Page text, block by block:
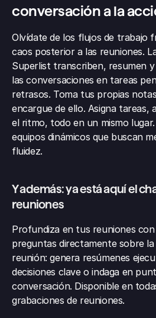
conversación a la
Olvídate de los flujos de trabajo
caos posterior a las reuniones.
Superlist transcriben, resumen
las conversaciones en tareas
retrasos. Toma tus propias
encargue de ello. Asigna tareas,
el ritmo, todo en un mismo
equipos dinámicos que buscan
fluidez.
Y además: ya está aquí el
reuniones
Profundiza en tus reuniones
preguntas directamente sobre
reunión: genera resúmenes
decisiones clave o indaga en
conversación. Disponible en
grabaciones de reuniones.